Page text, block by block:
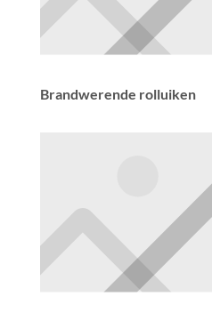
Brandwerende rolluiken